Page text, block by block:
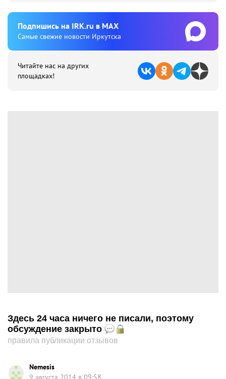
Подпишиcь на IRK.ru в MAX
Cамые свежие новости Иркутска
Читайте нас на других
площадках!
Здесь 24 часа ничего не писали, поэтому
обсуждение закрыто
правила публикации отзывов
Nemesis
9 августа 2014 в 09:58